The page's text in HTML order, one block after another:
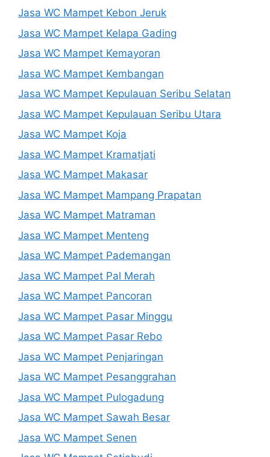
Jasa WC Mampet Kebon Jeruk
Jasa WC Mampet Kelapa Gading
Jasa WC Mampet Kemayoran
Jasa WC Mampet Kembangan
Jasa WC Mampet Kepulauan Seribu Selatan
Jasa WC Mampet Kepulauan Seribu Utara
Jasa WC Mampet Koja
Jasa WC Mampet Kramatjati
Jasa WC Mampet Makasar
Jasa WC Mampet Mampang Prapatan
Jasa WC Mampet Matraman
Jasa WC Mampet Menteng
Jasa WC Mampet Pademangan
Jasa WC Mampet Pal Merah
Jasa WC Mampet Pancoran
Jasa WC Mampet Pasar Minggu
Jasa WC Mampet Pasar Rebo
Jasa WC Mampet Penjaringan
Jasa WC Mampet Pesanggrahan
Jasa WC Mampet Pulogadung
Jasa WC Mampet Sawah Besar
Jasa WC Mampet Senen